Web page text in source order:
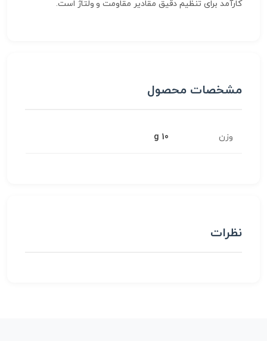
کارآمد برای تنظیم دقیق مقادیر مقاومت و ولتاژ است.
مشخصات محصول
وزن 10 g
نظرات